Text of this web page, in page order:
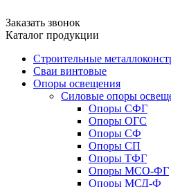
Заказать звонок
Каталог продукции
Строительные
Сваи винтовые
Опоры освещения
Силовые опоры
Опоры СФГ
Опоры ОГС
Опоры СФ
Опоры СП
Опоры ТФГ
Опоры МСО-ФГ
Опоры МСД-Ф